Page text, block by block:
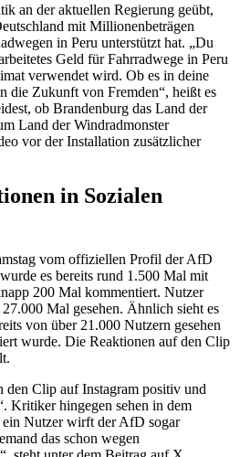
an der aktuellen Regierung geübt,
mit Millionenbeträgen
in Peru unterstützt hat. „Du
Geld für Fahrradwege in Peru
verwendet wird. Ob es in deine
die Zukunft von Fremden“, heißt es
ob Brandenburg das Land der
Land der Windradmonster
vor der Installation zusätzlicher
in Sozialen
vom offiziellen Profil der AfD
es bereits rund 1.500 Mal mit
200 Mal kommentiert. Nutzer
Mal gesehen. Ähnlich sieht es
von über 21.000 Nutzern gesehen
wurde. Die Reaktionen auf den Clip
Clip auf Instagram positiv und
Kritiker hingegen sehen in dem
ein Nutzer wirft der AfD sogar
das schon wegen